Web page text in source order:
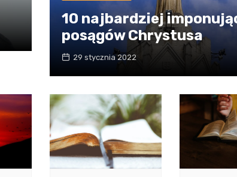
10 najbardziej
posągów Chrystusa
29 stycznia 2022